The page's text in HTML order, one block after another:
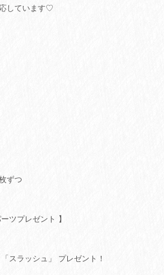
しています♡
ずつ
ツプレゼント 】
スラッシュ」 プレゼント！